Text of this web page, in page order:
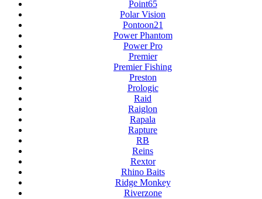
Point65
Polar Vision
Pontoon21
Power Phantom
Power Pro
Premier
Premier Fishing
Preston
Prologic
Raid
Raiglon
Rapala
Rapture
RB
Reins
Rextor
Rhino Baits
Ridge Monkey
Riverzone